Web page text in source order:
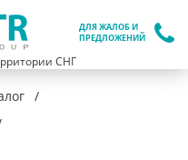
ДЛЯ ЖАЛОБ И
ПРЕДЛОЖЕНИЙ
СНГ